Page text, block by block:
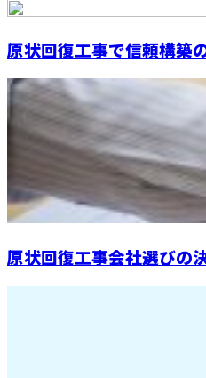
原状回復工事で信頼構築
原状回復工事会社選びの